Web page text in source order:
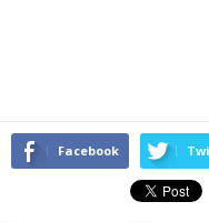
Facebook